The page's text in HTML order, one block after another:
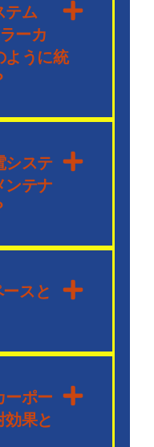
テム
ーカ
ように統
システ
ンテナ
スと
ーポー
効果と